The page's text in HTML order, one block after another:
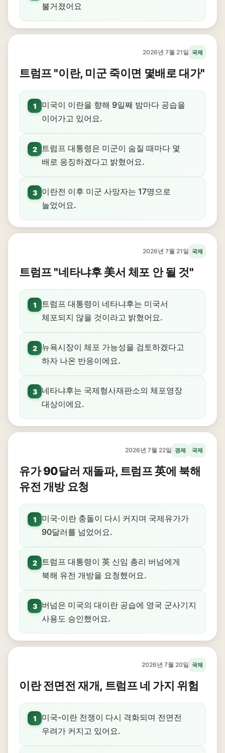
불거졌어요
2026년 7월 21일 국제
트럼프 "이란, 미군 죽이면 몇배로 대가"
1
미국이 이란을 향해 9일째 밤마다 공습을
이어가고 있어요.
2
트럼프 대통령은 미군이 숨질 때마다 몇
배로 응징하겠다고 밝혔어요.
3
이란전 이후 미군 사망자는 17명으로
늘었어요.
2026년 7월 21일 국제
트럼프 "네타냐후 美서 체포 안 될 것"
1
트럼프 대통령이 네타냐후는 미국서
체포되지 않을 것이라고 밝혔어요.
2
뉴욕시장이 체포 가능성을 검토하겠다고
하자 나온 반응이에요.
3
네타냐후는 국제형사재판소의 체포영장
대상이에요.
2026년 7월 22일 경제 국제
유가 90달러 재돌파, 트럼프 英에 북해
유전 개방 요청
1
미국·이란 충돌이 다시 커지며 국제유가가
90달러를 넘었어요.
2
트럼프 대통령이 英 신임 총리 버넘에게
북해 유전 개방을 요청했어요.
3
버넘은 미국의 대이란 공습에 영국 군사기지
사용도 승인했어요.
2026년 7월 20일 국제
이란 전면전 재개, 트럼프 네 가지 위험
1
미국-이란 전쟁이 다시 격화되며 전면전
우려가 커지고 있어요.